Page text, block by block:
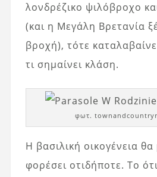
λονδρέζικο ψιλόβροχο
(και η Μεγάλη Βρετανία
βροχή), τότε
τι σημαίνει κλάση.
φωτ.
Η βασιλική οικογένεια
φορέσει οτιδήποτε. Το